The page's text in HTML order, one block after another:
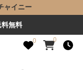
ャイニー
無料
0 0